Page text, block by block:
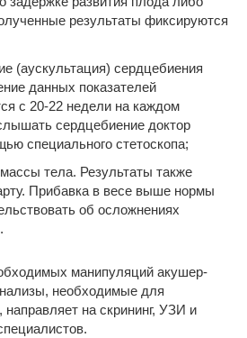
результаты фиксируются
(аускультация) сердцебиения
данных показателей
с 20-22 недели на каждом
сердцебиение доктор
специального стетоскопа;
тела. Результаты также
Прибавка в весе выше нормы
об осложнениях
манипуляций акушер-
необходимые для
на скрининг, УЗИ и